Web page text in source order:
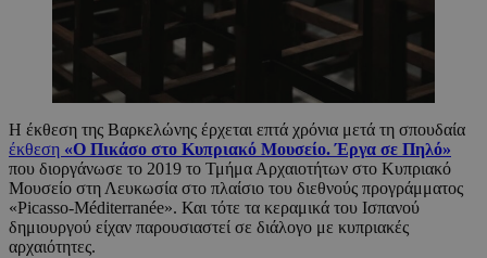
Η έκθεση της Βαρκελώνης έρχεται επτά χρόνια μετά τη σπουδαία
έκθεση «Ο Πικάσο στο Κυπριακό Μουσείο. Έργα σε Πηλό»
που διοργάνωσε το 2019 το Τμήμα Αρχαιοτήτων στο Κυπριακό
Μουσείο στη Λευκωσία στο πλαίσιο του διεθνούς προγράμματος
«Picasso-Méditerranée». Και τότε τα κεραμικά του Ισπανού
δημιουργού είχαν παρουσιαστεί σε διάλογο με κυπριακές
αρχαιότητες.